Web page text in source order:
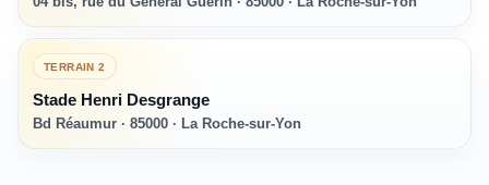
TERRAIN2
Stade Henri Desgrange
Bd Réaumur · 85000 · La Roche-sur-Yon